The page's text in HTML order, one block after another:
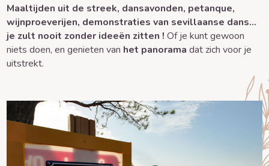
Maaltijden uit de streek, dansavonden, petanque,
wijnproeverijen, demonstraties van sevillaanse dans...
je zult nooit zonder ideeën zitten ! Of je kunt gewoon
niets doen, en genieten van het panorama dat zich voor je
uitstrekt.